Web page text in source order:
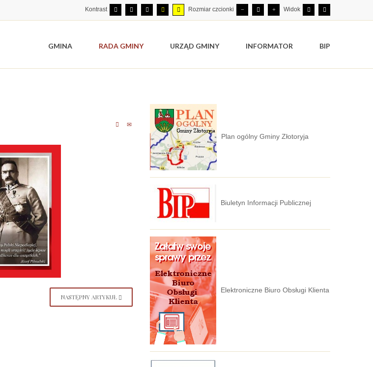
Kontrast Rozmiar czcionki Widok
GMINA RADA GMINY URZĄD GMINY INFORMATOR BIP
NASTĘPNY ARTYKUŁ
Plan ogólny Gminy Złotoryja
Biuletyn Informacji Publicznej
Elektroniczne Biuro Obsługi Klienta